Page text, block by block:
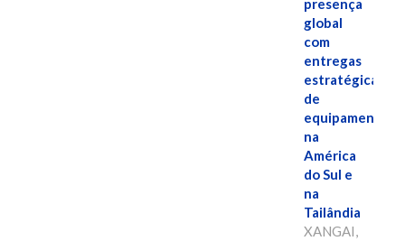
presença
global
com
entregas
estratégicas
de
equipamentos
na
América
do Sul e
na
Tailândia
XANGAI,